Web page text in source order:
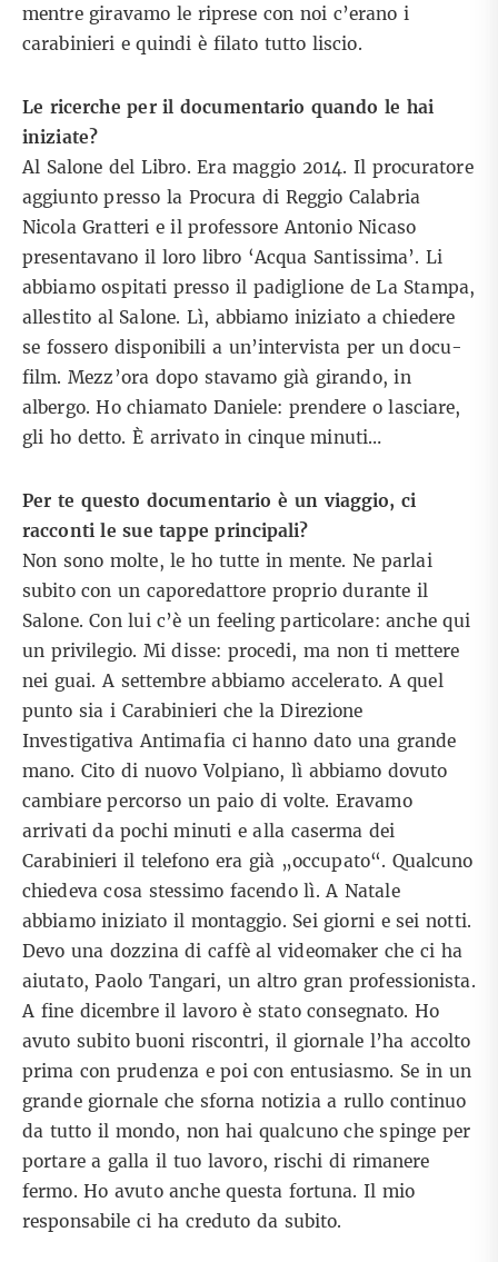
mentre giravamo le riprese con noi c’erano i
carabinieri e quindi è filato tutto liscio.
Le ricerche per il documentario quando le hai
iniziate?
Al Salone del Libro. Era maggio 2014. Il procuratore
aggiunto presso la Procura di Reggio Calabria
Nicola Gratteri e il professore Antonio Nicaso
presentavano il loro libro ‘Acqua Santissima’. Li
abbiamo ospitati presso il padiglione de La Stampa,
allestito al Salone. Lì, abbiamo iniziato a chiedere
se fossero disponibili a un’intervista per un docu-
film. Mezz’ora dopo stavamo già girando, in
albergo. Ho chiamato Daniele: prendere o lasciare,
gli ho detto. È arrivato in cinque minuti…
Per te questo documentario è un viaggio, ci
racconti le sue tappe principali?
Non sono molte, le ho tutte in mente. Ne parlai
subito con un caporedattore proprio durante il
Salone. Con lui c’è un feeling particolare: anche qui
un privilegio. Mi disse: procedi, ma non ti mettere
nei guai. A settembre abbiamo accelerato. A quel
punto sia i Carabinieri che la Direzione
Investigativa Antimafia ci hanno dato una grande
mano. Cito di nuovo Volpiano, lì abbiamo dovuto
cambiare percorso un paio di volte. Eravamo
arrivati da pochi minuti e alla caserma dei
Carabinieri il telefono era già „occupato“. Qualcuno
chiedeva cosa stessimo facendo lì. A Natale
abbiamo iniziato il montaggio. Sei giorni e sei notti.
Devo una dozzina di caffè al videomaker che ci ha
aiutato, Paolo Tangari, un altro gran professionista.
A fine dicembre il lavoro è stato consegnato. Ho
avuto subito buoni riscontri, il giornale l’ha accolto
prima con prudenza e poi con entusiasmo. Se in un
grande giornale che sforna notizia a rullo continuo
da tutto il mondo, non hai qualcuno che spinge per
portare a galla il tuo lavoro, rischi di rimanere
fermo. Ho avuto anche questa fortuna. Il mio
responsabile ci ha creduto da subito.